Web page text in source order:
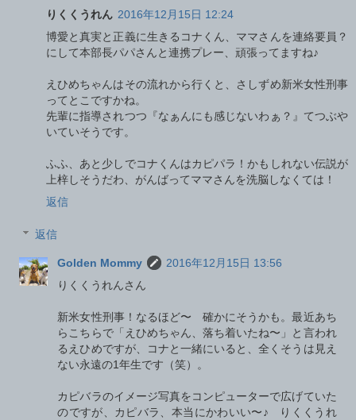
りくくうれん 2016年12月15日 12:24
博愛と真実と正義に生きるコナくん、ママさんを連絡要員？
にして本部長パパさんと連携プレー、頑張ってますね♪
えひめちゃんはその流れから行くと、さしずめ新米女性刑事
ってとこですかね。
先輩に指導されつつ『なぁんにも感じないわぁ？』てつぶや
いていそうです。
ふふ、あと少しでコナくんはカピパラ！かもしれない伝説が
上梓しそうだわ、がんばってママさんを洗脳しなくては！
返信
返信
Golden Mommy
2016年12月15日 13:56
りくくうれんさん
新米女性刑事！なるほど〜 確かにそうかも。最近あち
らこちらで「えひめちゃん、落ち着いたね〜」と言われ
るえひめですが、コナと一緒にいると、全くそうは見え
ない永遠の1年生です（笑）。
カピバラのイメージ写真をコンピューターで広げていた
のですが、カピバラ、本当にかわいい〜♪ りくくうれ